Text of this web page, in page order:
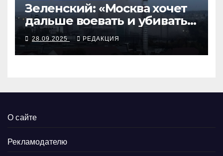
Зеленский: «Москва хочет
дальше воевать и убивать.
Время для твёрдой
реакции»
28.09.2025 РЕДАКЦИЯ
О сайте
Рекламодателю